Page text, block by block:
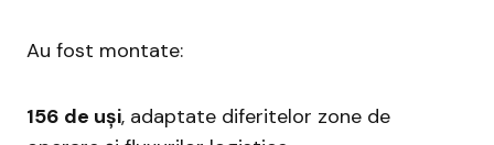
Au fost montate:
156 de uși, adaptate diferitelor zone de